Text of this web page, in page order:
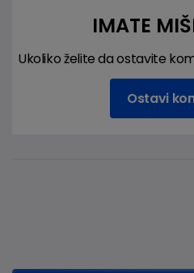
IMATE
Ukoliko želite da ostavite
Ostavi